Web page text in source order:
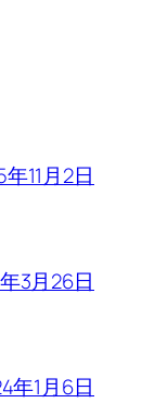
11月2日
3月26日
年1月6日